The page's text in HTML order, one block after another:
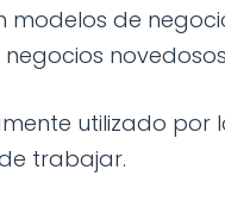
de
utilizado por
trabajar.